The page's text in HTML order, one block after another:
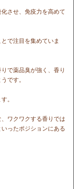
させ、免疫力を高めて
で注目を集めていま
で薬品臭が強く、香り
です。
。
ワクワクする香りでは
ったポジションにある